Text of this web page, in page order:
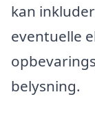
kan
eventuelle
belysning.